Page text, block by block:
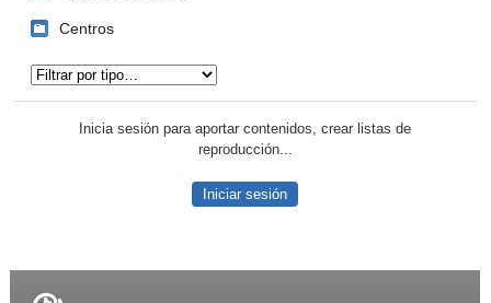
Centros
Inicia sesión para aportar contenidos, crear listas de
reproducción...
Iniciar sesión